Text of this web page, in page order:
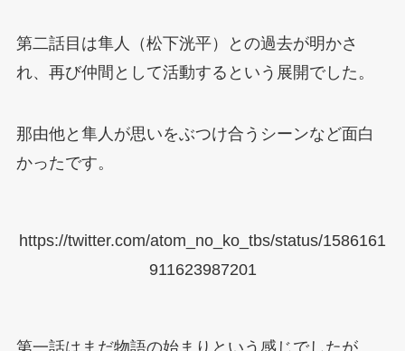
第二話目は隼人（松下洸平）との過去が明かさ
れ、再び仲間として活動するという展開でした。
那由他と隼人が思いをぶつけ合うシーンなど面白
かったです。
https://twitter.com/atom_no_ko_tbs/status/1586161
911623987201
第一話はまだ物語の始まりという感じでしたが、